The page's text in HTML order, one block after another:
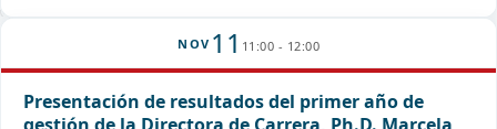
NOV 11 11:00 - 12:00
Presentación de resultados del primer año de